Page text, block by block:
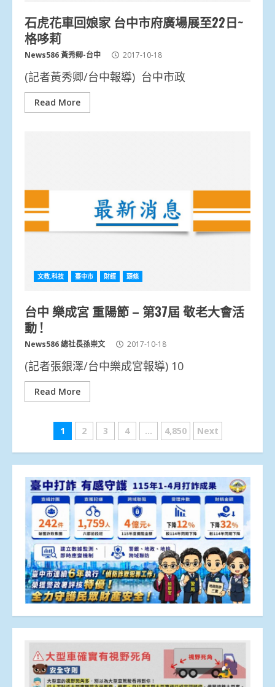
石虎花車回娘家 台中市府廣場展至22日~
格哆莉
News586 黃秀卿-台中 2017-10-18
(記者黃秀卿/台中報導) 台中市政
Read More
文教.科技 臺中市 財經 頭條
台中 樂成宮 重陽節 – 第37屆 敬老大會活
動 !
News586 總社長孫崇文 2017-10-18
(記者張銀澤/台中樂成宮報導) 10
Read More
文
章
分
頁
1 2 3 4 ... 4,850 Next